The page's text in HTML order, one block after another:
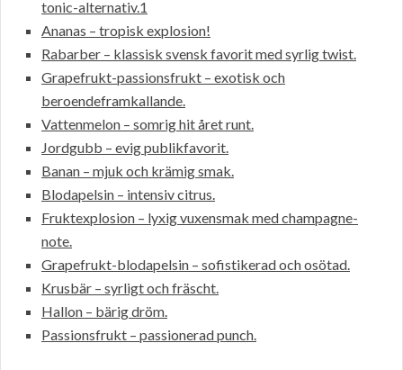
tonic-alternativ.1
Ananas – tropisk explosion!
Rabarber – klassisk svensk favorit med syrlig twist.
Grapefrukt-passionsfrukt – exotisk och
beroendeframkallande.
Vattenmelon – somrig hit året runt.
Jordgubb – evig publikfavorit.
Banan – mjuk och krämig smak.
Blodapelsin – intensiv citrus.
Fruktexplosion – lyxig vuxensmak med champagne-
note.
Grapefrukt-blodapelsin – sofistikerad och osötad.
Krusbär – syrligt och fräscht.
Hallon – bärig dröm.
Passionsfrukt – passionerad punch.